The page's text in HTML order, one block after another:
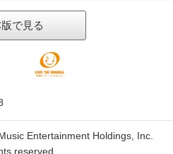
で見る
Entertainment Holdings, Inc.
reserved.